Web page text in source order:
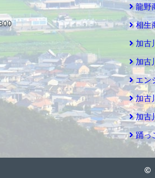
龍野
相生
加古
加古
エン
加古
加古
踊っ